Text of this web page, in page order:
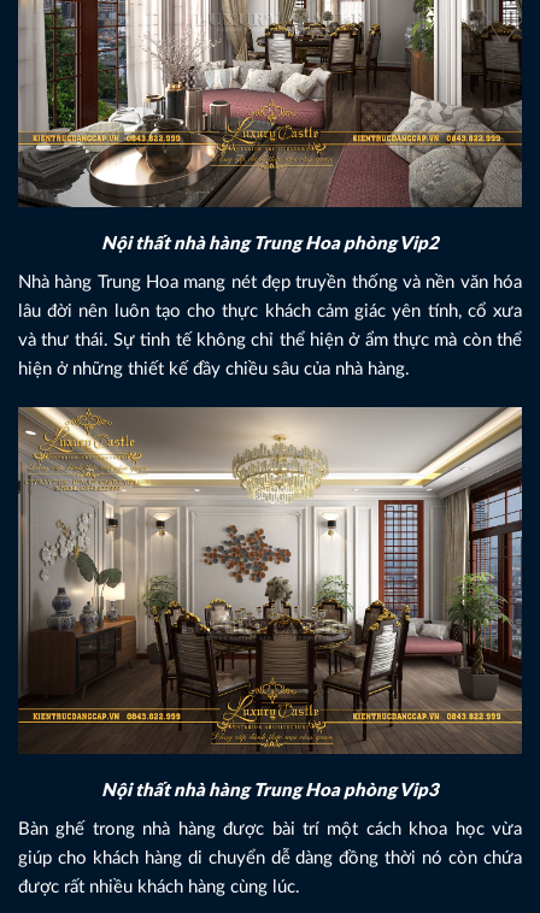
Nội thất nhà hàng Trung Hoa phòng Vip2
Nhà hàng Trung Hoa mang nét đẹp truyền thống và nền văn hóa
lâu đời nên luôn tạo cho thực khách cảm giác yên tính, cổ xưa
và thư thái. Sự tinh tế không chỉ thể hiện ở ẩm thực mà còn thể
hiện ở những thiết kế đầy chiều sâu của nhà hàng.
Nội thất nhà hàng Trung Hoa phòng Vip3
Bàn ghế trong nhà hàng được bài trí một cách khoa học vừa
giúp cho khách hàng di chuyển dễ dàng đồng thời nó còn chứa
được rất nhiều khách hàng cùng lúc.